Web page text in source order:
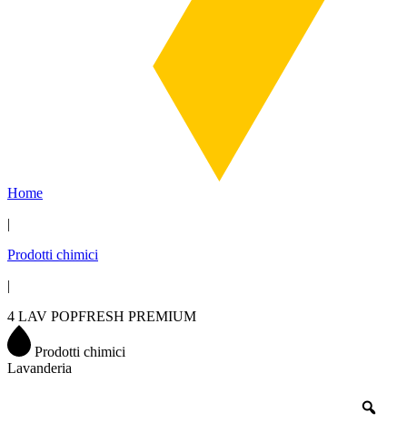
Home
|
Prodotti chimici
|
4 LAV POPFRESH PREMIUM
Prodotti chimici
Lavanderia